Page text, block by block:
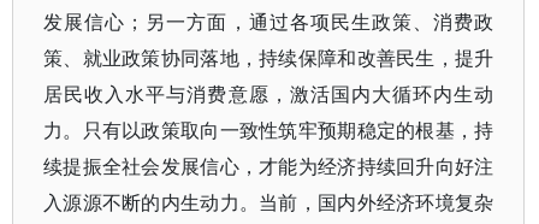
发展信心；另一方面，通过各项民生政策、消费政
策、就业政策协同落地，持续保障和改善民生，提升
居民收入水平与消费意愿，激活国内大循环内生动
力。只有以政策取向一致性筑牢预期稳定的根基，持
续提振全社会发展信心，才能为经济持续回升向好注
入源源不断的内生动力。当前，国内外经济环境复杂